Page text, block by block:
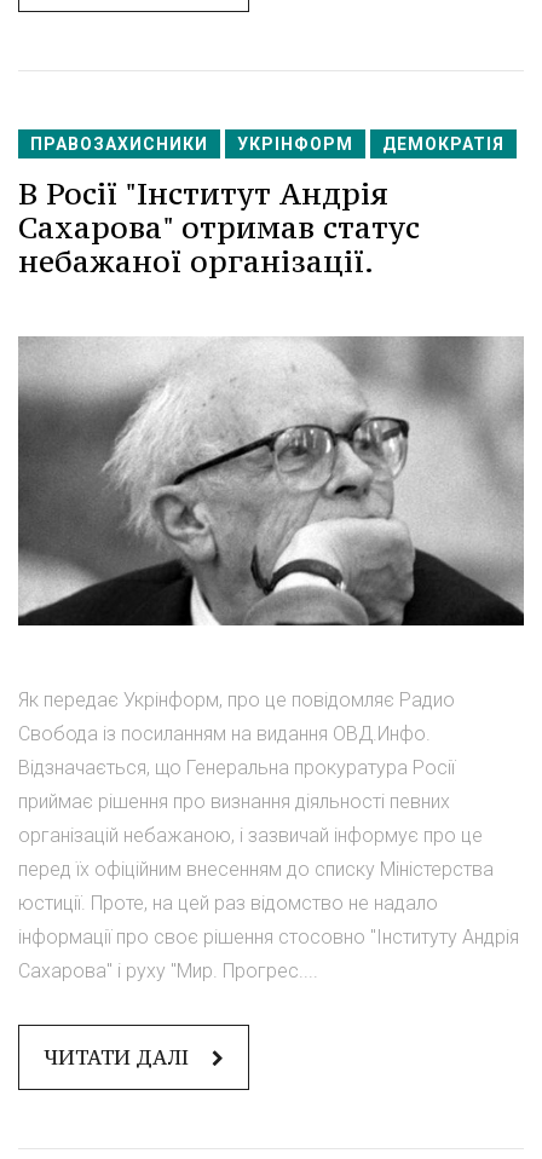
ПРАВОЗАХИСНИКИ УКРІНФОРМ ДЕМОКРАТІЯ
В Росії "Інститут Андрія
Сахарова" отримав статус
небажаної організації.
Як передає Укрінформ, про це повідомляє Радио
Свобода із посиланням на видання ОВД.Инфо.
Відзначається, що Генеральна прокуратура Росії
приймає рішення про визнання діяльності певних
організацій небажаною, і зазвичай інформує про це
перед їх офіційним внесенням до списку Міністерства
юстиції. Проте, на цей раз відомство не надало
інформації про своє рішення стосовно "Інституту Андрія
Сахарова" і руху "Мир. Прогрес....
ЧИТАТИ ДАЛІ